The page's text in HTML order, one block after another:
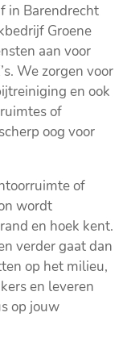
in Barendrecht
Groene
aan voor
We zorgen voor
en ook
of
oog voor
of
wordt
en hoek kent.
verder gaat dan
op het milieu,
en leveren
op jouw